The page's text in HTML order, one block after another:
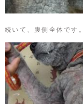
続いて、腹側全体です。